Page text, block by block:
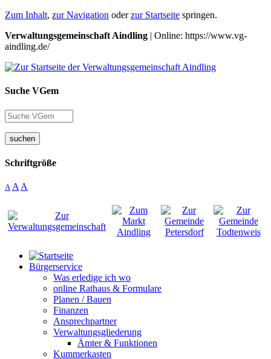
Zum Inhalt, zur Navigation oderzur Startseite springen.
Verwaltungsgemeinschaft Aindling | Online: https://www.vg-
aindling.de/
Suche VGem
suchen
Schriftgröße
A A A
Bürgerservice
Was erledige ich wo
online Rathaus & Formulare
Planen / Bauen
Finanzen
Ansprechpartner
Verwaltungsgliederung
Ämter & Funktionen
Kummerkasten